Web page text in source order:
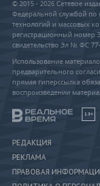
© 2015 - 2026 Сетевое
Федеральной службой по
технологий и массовых
регистрационный номер
свидетельство Эл № ФС
Использование
предварительного
прямая гиперссылка
воспроизведении
18+
РЕДАКЦИЯ
РЕКЛАМА
ПРАВОВАЯ